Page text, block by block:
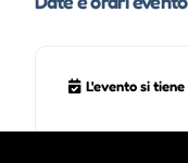
L'evento si